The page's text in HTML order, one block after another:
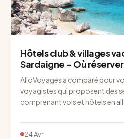
Hôtels club & villages
Sardaigne – Où réserver
AlloVoyages a comparé pour
voyagistes qui proposent des
comprenant vols et hôtels en all…
24 Avr